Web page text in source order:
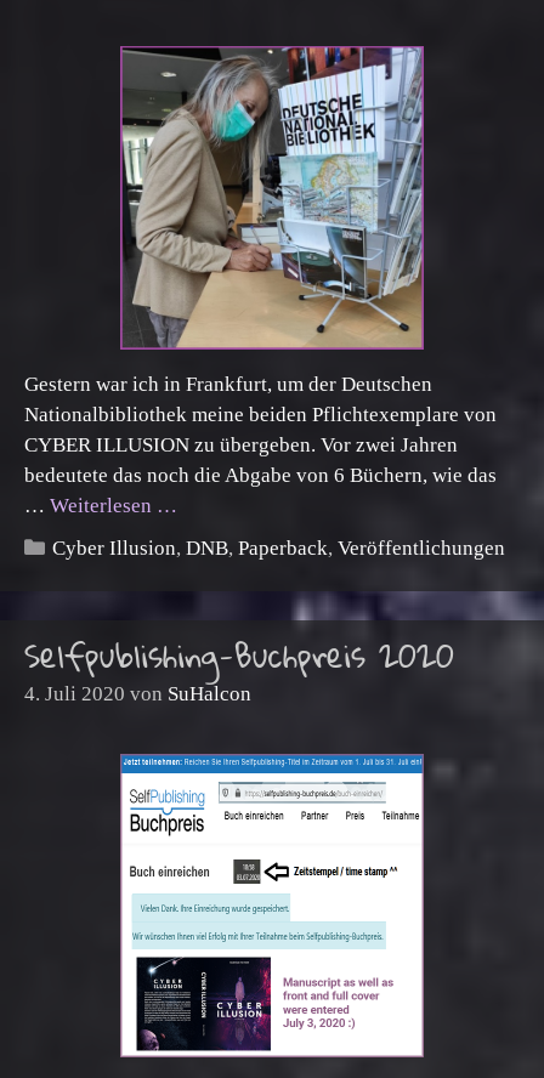
Gestern war ich in Frankfurt, um der Deutschen
Nationalbibliothek meine beiden Pflichtexemplare von
CYBER ILLUSION zu übergeben. Vor zwei Jahren
bedeutete das noch die Abgabe von 6 Büchern, wie das
… Weiterlesen …
Kategorien
Cyber Illusion,DNB,Paperback,Veröffentlichungen
Selfpublishing-Buchpreis 2020
4. Juli 2020 von SuHalcon